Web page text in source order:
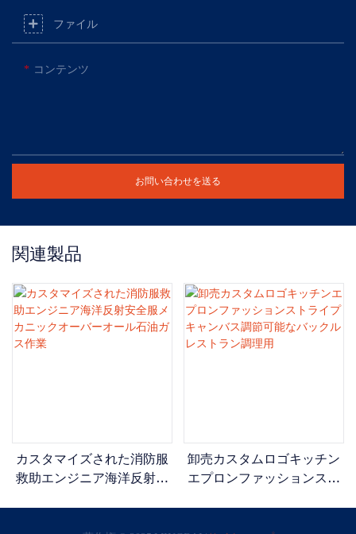
ファイル
コンテンツ
お問い合わせを送る
関連製品
カスタマイズされた消防服
救助エンジニア海洋反射安
卸売カスタムロゴキッチン
エプロンファッションスト